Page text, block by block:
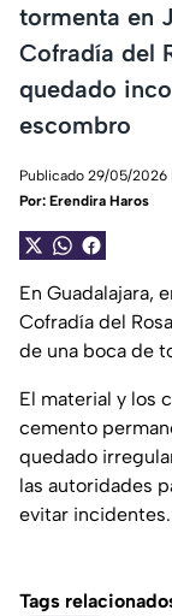
tormenta en
Cofradía del
quedado
escombro
Publicado 29/05/2026
Por: Erendira Haros
En Guadalajara,
Cofradía del
de una boca de
El material y los
cemento
quedado
las autoridades
evitar incidentes.
Tags